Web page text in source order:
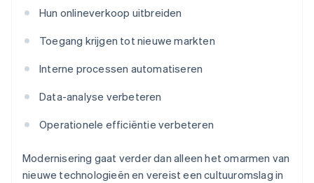
Hun onlineverkoop uitbreiden
Toegang krijgen tot nieuwe markten
Interne processen automatiseren
Data-analyse verbeteren
Operationele efficiëntie verbeteren
Modernisering gaat verder dan alleen het omarmen van
nieuwe technologieën en vereist een cultuuromslag in